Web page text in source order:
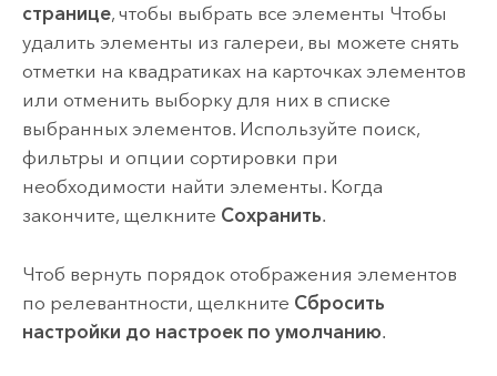
странице, чтобы выбрать все элементы Чтобы
удалить элементы из галереи, вы можете снять
отметки на квадратиках на карточках элементов
или отменить выборку для них в списке
выбранных элементов. Используйте поиск,
фильтры и опции сортировки при
необходимости найти элементы. Когда
закончите, щелкните Сохранить.
Чтоб вернуть порядок отображения элементов
по релевантности, щелкните Сбросить
настройки до настроек по умолчанию.